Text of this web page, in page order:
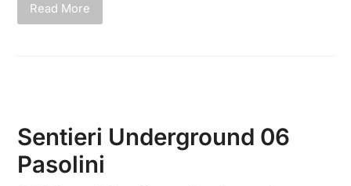
Read More
Sentieri Underground 06
Pasolini